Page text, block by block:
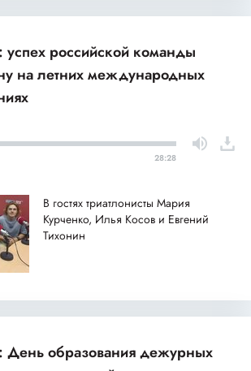
успех российской команды
на летних международных
28:28
В гостях триатлонисты Мария
Курченко, Илья Косов и Евгений
Тихонин
День образования дежурных